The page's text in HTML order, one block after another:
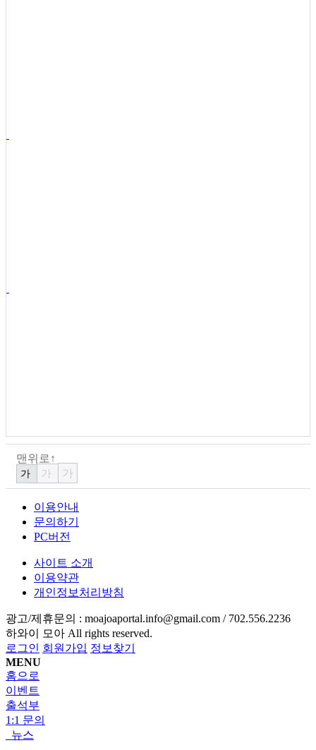
맨위로↑
가 가 가
이용안내
문의하기
PC버전
사이트 소개
이용약관
개인정보처리방침
광고/제휴문의 : moajoaportal.info@gmail.com / 702.556.2236
하와이 모아 All rights reserved.
로그인 회원가입 정보찾기
MENU
홈으로
이벤트
출석부
1:1 문의
뉴스